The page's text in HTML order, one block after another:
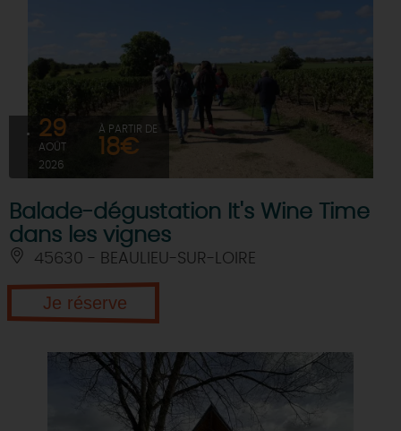
29
AOÛT
2026
À PARTIR DE
18€
Balade-dégustation It's Wine Time
dans les vignes
45630 - BEAULIEU-SUR-LOIRE
Je réserve